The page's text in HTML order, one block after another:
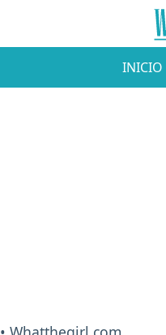
INICIO